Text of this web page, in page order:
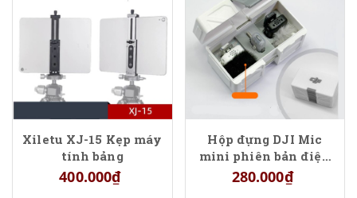
Xiletu XJ-15 Kẹp máy
tính bảng
400.000₫
Hộp đựng DJI Mic
mini phiên bản điện
thoại
280.000₫